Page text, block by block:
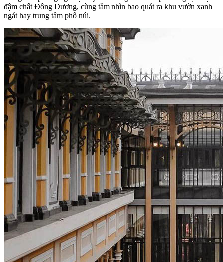
đậm chất Đông Dương, cùng tầm nhìn bao quát ra khu vườn xanh
ngát hay trung tâm phố núi.